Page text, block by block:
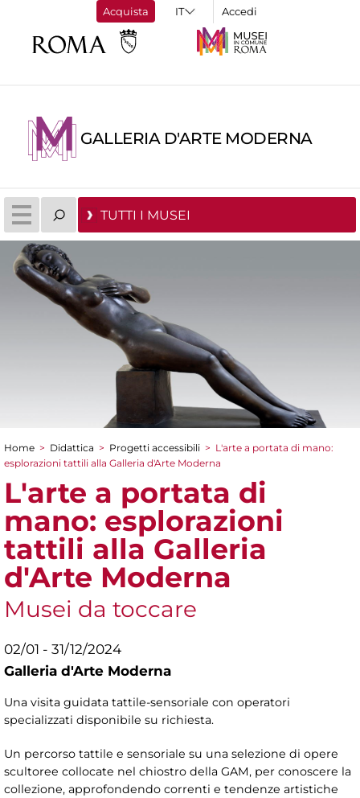
Acquista Accedi
GALLERIA D'ARTE MODERNA
TUTTI I MUSEI
Tu sei qui
Home > Didattica > Progetti accessibili > L'arte a portata di mano:
esplorazioni tattili alla Galleria d'Arte Moderna
L'arte a portata di
mano: esplorazioni
tattili alla Galleria
d'Arte Moderna
Musei da toccare
02/01 - 31/12/2024
Galleria d'Arte Moderna
Una visita guidata tattile-sensoriale con operatori
specializzati disponibile su richiesta.
Un percorso tattile e sensoriale su una selezione di opere
scultoree collocate nel chiostro della GAM, per conoscere la
collezione, approfondendo correnti e tendenze artistiche